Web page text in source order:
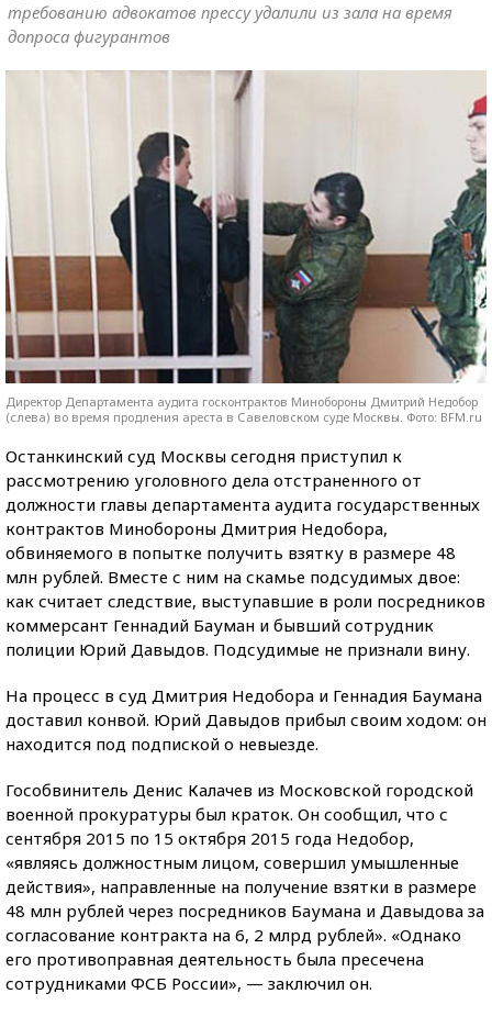
требованию адвокатов прессу удалили из зала на время
допроса фигурантов
Директор Департамента аудита госконтрактов Минобороны Дмитрий Недобор
(слева) во время продления ареста в Савеловском суде Москвы. Фото: BFM.ru
Останкинский суд Москвы сегодня приступил к
рассмотрению уголовного дела отстраненного от
должности главы департамента аудита государственных
контрактов Минобороны Дмитрия Недобора,
обвиняемого в попытке получить взятку в размере 48
млн рублей. Вместе с ним на скамье подсудимых двое:
как считает следствие, выступавшие в роли посредников
коммерсант Геннадий Бауман и бывший сотрудник
полиции Юрий Давыдов. Подсудимые не признали вину.
На процесс в суд Дмитрия Недобора и Геннадия Баумана
доставил конвой. Юрий Давыдов прибыл своим ходом: он
находится под подпиской о невыезде.
Гособвинитель Денис Калачев из Московской городской
военной прокуратуры был краток. Он сообщил, что с
сентября 2015 по 15 октября 2015 года Недобор,
«являясь должностным лицом, совершил умышленные
действия», направленные на получение взятки в размере
48 млн рублей через посредников Баумана и Давыдова за
согласование контракта на 6, 2 млрд рублей». «Однако
его противоправная деятельность была пресечена
сотрудниками ФСБ России», — заключил он.